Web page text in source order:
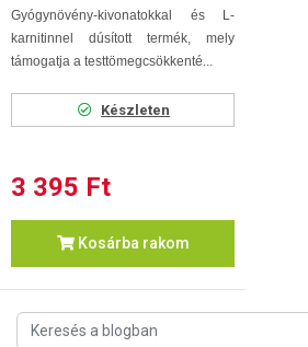
Gyógynövény-kivonatokkal és L-
karnitinnel dúsított termék, mely
támogatja a testtömegcsökkenté...
Készleten
3 395 Ft
Kosárba rakom